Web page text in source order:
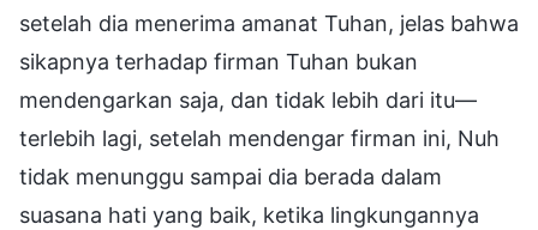
setelah dia menerima amanat Tuhan, jelas bahwa
sikapnya terhadap firman Tuhan bukan
mendengarkan saja, dan tidak lebih dari itu—
terlebih lagi, setelah mendengar firman ini, Nuh
tidak menunggu sampai dia berada dalam
suasana hati yang baik, ketika lingkungannya